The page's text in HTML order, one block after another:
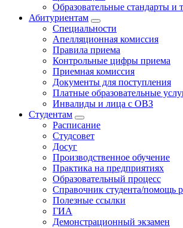
Образовательные стандарты и
Абитуриентам
Специальности
Апелляционная комиссия
Правила приема
Контрольные цифры приема
Приемная комиссия
Документы для поступления
Платные образовательные
Инвалиды и лица с ОВЗ
Студентам
Расписание
Студсовет
Досуг
Производственное обучение
Практика на предприятиях
Образовательный процесс
Справочник студента/помощь
Полезные ссылки
ГИА
Демонстрационный экзамен